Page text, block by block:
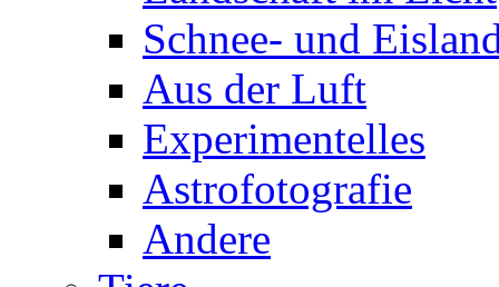
Schnee- und
Aus der Luft
Experimentelles
Astrofotografie
Andere